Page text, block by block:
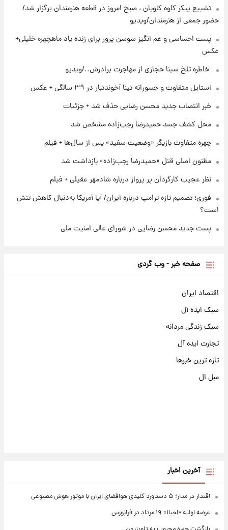
۱۹ ساعت پیش
خبر انتصاب جدید محسن رضایی حذف شد +
جزئیات
ملی
آتش‌سوزی در لوناپارک شیراز؛ آخرین وضعیت
خزندگان خطرناک پس از حادثه
تشییع پیکر کاوه کاویان ، صبح امروز در قطعه هنرمندان برگزار شد/
حضور جمعی از هنرمندان/ویدیو
پست احساسی و غم انگیز سوسن پرور برای زنده یاد ماهچهره خلیلی+
عکس
⁨ خاطره تلخ سینا حجازی از مهاجرت برادرش../ویدیو
استایل متفاوت و جسورانه تینا آخوندتبار در ۳۹ سالگی + عکس
خبر انتصاب جدید محسن رضایی حذف شد + جزئیات
محل کشف جسد حمیدرضا رجب‌زاده مشخص شد
چهره متفاوت بازیگر «وضعیت سفید» پس از سال‌ها + فیلم
مظنون اصلی قتل «حمیدرضا رجب‌زاده» بازداشت شد
نظر عجیب کارگردان پر پرواز درباره شادمهر عقیلی + فیلم
فوری؛ تصمیم تازه ترامپ درباره ایران/ آیا آمریکا به‌دنبال کاهش تنش
است؟
پست جدید محسن رضایی در شورای عالی امنیت ملی
صفحه خبر - وب گردی
اقتصاد ایران
سبک ایده آل
سبک زندگی مردانه
تجارت ایده آل
تازه ترین خبرها
مبل ال
آخرین اخبار
اقتدار در مدار؛ ۵ دستاورد کلیدی هوافضای ایران با موتور هوش مصنوعی
عرضه اولیه «احیا۱» ۱۹ مرداد در فرابورس